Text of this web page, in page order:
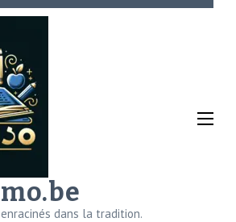
dans la tradition.